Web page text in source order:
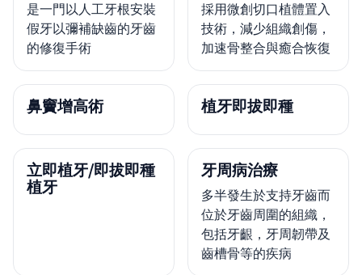
是一門以人工牙根安裝
假牙以彌補缺齒的牙齒
的修復手術
採用微創切口植體置入
技術，減少組織創傷，
加速骨整合與癒合恢復
鼻竇增高術 植牙即拔即種
立即植牙/即拔即種
植牙
牙周病治療
多半發生於支持牙齒而
位於牙齒周圍的組織，
包括牙齦，牙周韌帶及
齒槽骨等的疾病